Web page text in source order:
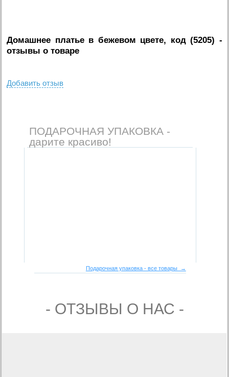
Домашнее платье в бежевом цвете, код (5205) -
отзывы о товаре
Добавить отзыв
ПОДАРОЧНАЯ УПАКОВКА -
дарите красиво!
Подарочная упаковка - все товары →
- ОТЗЫВЫ О НАС -